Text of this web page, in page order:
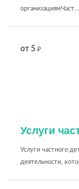
организациямЧаст...
от 5 ₽
Услуги
Услуги частного
деятельности,